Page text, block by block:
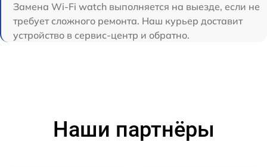
Замена Wi-Fi watch выполняется на выезде, если не
требует сложного ремонта. Наш курьер доставит
устройство в сервис-центр и обратно.
Наши партнёры